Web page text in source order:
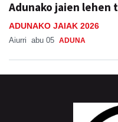
Adunako jaien lehen
ADUNAKO JAIAK 2026
Aiurri abu 05 ADUNA